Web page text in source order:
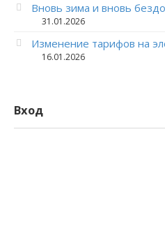
Вновь зима и вновь
31.01.2026
Изменение тарифов на
16.01.2026
Вход